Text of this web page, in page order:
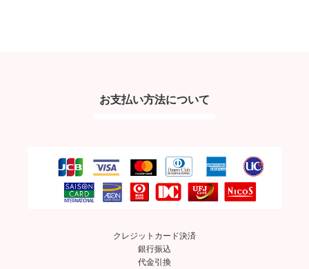
お支払い方法について
クレジットカード決済
銀行振込
代金引換